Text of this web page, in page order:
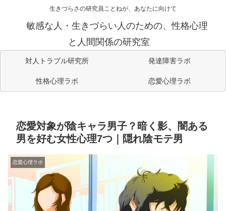
生きづらさの研究員ことねが、あなたに向けて
敏感な人・生きづらい人のための、性格心理
と人間関係の研究室
対人トラブル研究所 発達障害ラボ
性格心理ラボ 恋愛心理ラボ
恋愛対象が陰キャラ男子？暗く影、闇ある
男を好む女性心理7つ｜隠れ陰モテ男
恋愛心理ラボ